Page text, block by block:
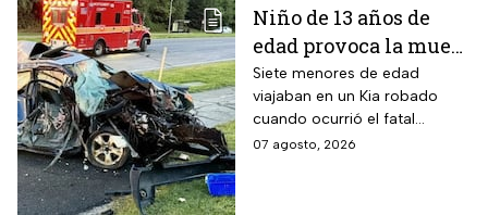
Niño de 13 años de
edad provoca la muere
un hombre de 58 años
y deja 6 lesionados
Siete menores de edad
viajaban en un Kia robado
cuando ocurrió el fatal
accidente en Maryland; la
07 agosto, 2026